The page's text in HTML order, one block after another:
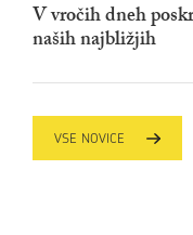
V vročih dneh
naših najbližjih
VSE NOVICE